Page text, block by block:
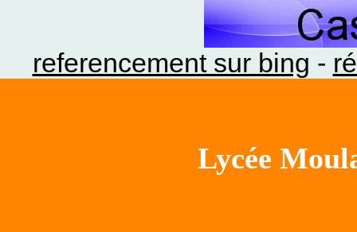
referencement sur bing -
Lycée